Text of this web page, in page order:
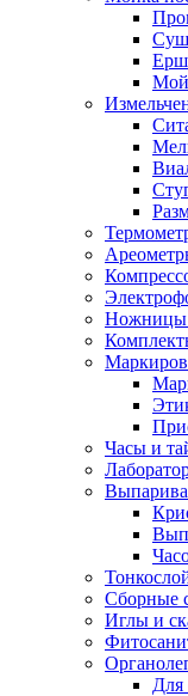
Ножницы
Часы и
Сборные
Иглы и
Для